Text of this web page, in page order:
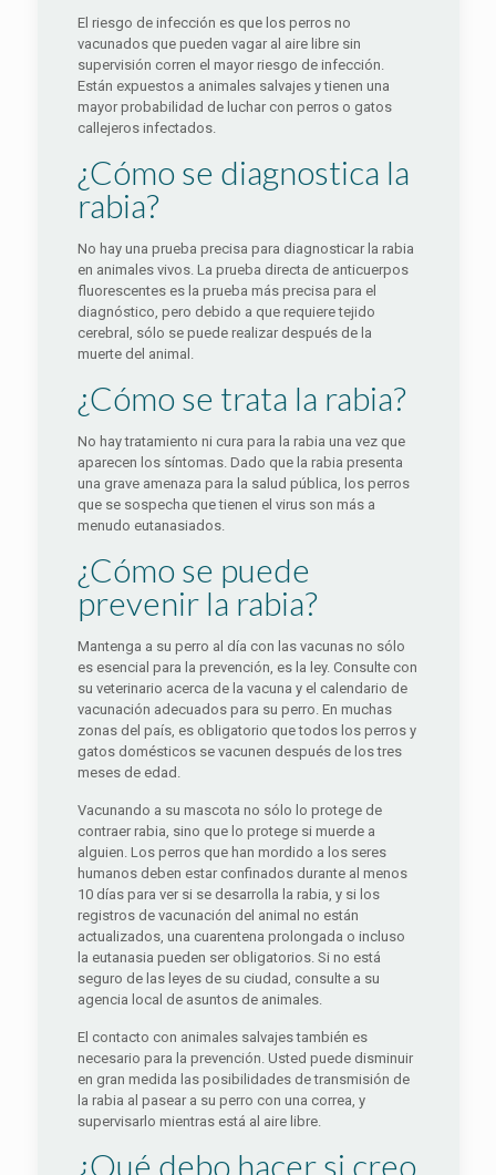
El riesgo de infección es que los perros no
vacunados que pueden vagar al aire libre sin
supervisión corren el mayor riesgo de infección.
Están expuestos a animales salvajes y tienen una
mayor probabilidad de luchar con perros o gatos
callejeros infectados.
¿Cómo se diagnostica la
rabia?
No hay una prueba precisa para diagnosticar la rabia
en animales vivos. La prueba directa de anticuerpos
fluorescentes es la prueba más precisa para el
diagnóstico, pero debido a que requiere tejido
cerebral, sólo se puede realizar después de la
muerte del animal.
¿Cómo se trata la rabia?
No hay tratamiento ni cura para la rabia una vez que
aparecen los síntomas. Dado que la rabia presenta
una grave amenaza para la salud pública, los perros
que se sospecha que tienen el virus son más a
menudo eutanasiados.
¿Cómo se puede
prevenir la rabia?
Mantenga a su perro al día con las vacunas no sólo
es esencial para la prevención, es la ley. Consulte con
su veterinario acerca de la vacuna y el calendario de
vacunación adecuados para su perro. En muchas
zonas del país, es obligatorio que todos los perros y
gatos domésticos se vacunen después de los tres
meses de edad.
Vacunando a su mascota no sólo lo protege de
contraer rabia, sino que lo protege si muerde a
alguien. Los perros que han mordido a los seres
humanos deben estar confinados durante al menos
10 días para ver si se desarrolla la rabia, y si los
registros de vacunación del animal no están
actualizados, una cuarentena prolongada o incluso
la eutanasia pueden ser obligatorios. Si no está
seguro de las leyes de su ciudad, consulte a su
agencia local de asuntos de animales.
El contacto con animales salvajes también es
necesario para la prevención. Usted puede disminuir
en gran medida las posibilidades de transmisión de
la rabia al pasear a su perro con una correa, y
supervisarlo mientras está al aire libre.
¿Qué debo hacer si creo